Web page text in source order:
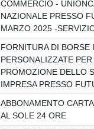
COMMERCIO -
NAZIONALE PRESSO
MARZO 2025 -
FORNITURA DI BORSE
PERSONALIZZATE
PROMOZIONE DELLO
IMPRESA PRESSO
ABBONAMENTO
AL SOLE 24 ORE